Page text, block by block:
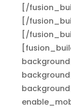
[/
[/
[/